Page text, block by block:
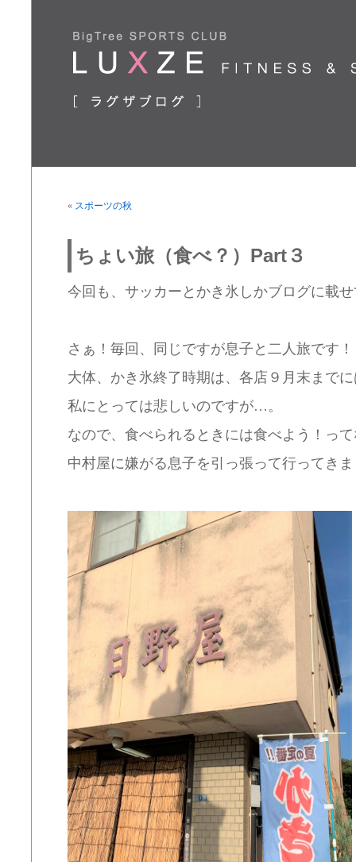
« スポーツの秋
ちょい旅（食べ？）Part３
今回も、サッカーとかき氷しかブログに載
さぁ！毎回、同じですが息子と二人旅です！
大体、かき氷終了時期は、各店９月末まで
私にとっては悲しいのですが…。
なので、食べられるときには食べよう！っ
中村屋に嫌がる息子を引っ張って行ってき